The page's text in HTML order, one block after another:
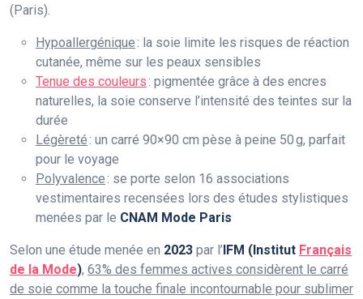
(Paris).
Hypoallergénique: la soie limite les risques de réaction
cutanée, même sur les peaux sensibles
Tenue des couleurs: pigmentée grâce à des encres
naturelles, la soie conserve l’intensité des teintes sur la
durée
Légèreté: un carré 90×90 cm pèse à peine 50 g, parfait
pour le voyage
Polyvalence: se porte selon 16 associations
vestimentaires recensées lors des études stylistiques
menées par le CNAM Mode Paris
Selon une étude menée en 2023 par l’IFM (Institut Français
de la Mode), 63% des femmes actives considèrent le carré
de soie comme la touche finale incontournable pour sublimer